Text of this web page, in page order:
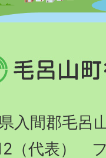
間郡毛呂
（代表）